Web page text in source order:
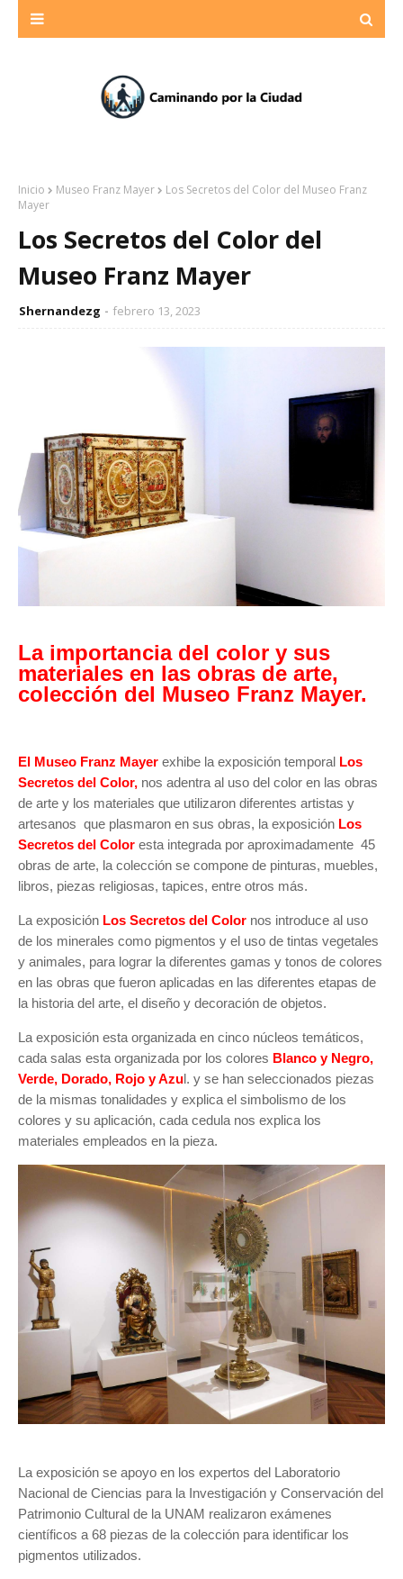
Inicio Museo Franz Mayer
Los Secretos del Color del Museo Franz
Mayer
Los Secretos del Color del
Museo Franz Mayer
Shernandezg febrero 13, 2023
La importancia del color y sus
materiales en las obras de arte,
colección del Museo Franz Mayer.
El Museo Franz Mayer exhibe la exposición temporal Los
Secretos del Color, nos adentra al uso del color en las obras
de arte y los materiales que utilizaron diferentes artistas y
artesanos que plasmaron en sus obras, la exposición Los
Secretos del Color esta integrada por aproximadamente 45
obras de arte, la colección se compone de pinturas, muebles,
libros, piezas religiosas, tapices, entre otros más.
La exposición Los Secretos del Color nos introduce al uso
de los minerales como pigmentos y el uso de tintas vegetales
y animales, para lograr la diferentes gamas y tonos de colores
en las obras que fueron aplicadas en las diferentes etapas de
la historia del arte, el diseño y decoración de objetos.
La exposición esta organizada en cinco núcleos temáticos,
cada salas esta organizada por los colores Blanco y Negro,
Verde, Dorado, Rojo y Azul. y se han seleccionados piezas
de la mismas tonalidades y explica el simbolismo de los
colores y su aplicación, cada cedula nos explica los
materiales empleados en la pieza.
La exposición se apoyo en los expertos del Laboratorio
Nacional de Ciencias para la Investigación y Conservación del
Patrimonio Cultural de la UNAM realizaron exámenes
científicos a 68 piezas de la colección para identificar los
pigmentos utilizados.